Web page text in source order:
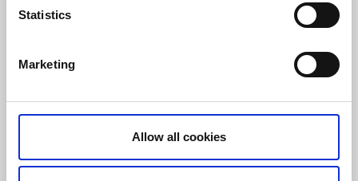
Statistics
Marketing
Allow all cookies
Vandringsled Stora Eken 6 km
Unik naturupplevelse utanför Läckö